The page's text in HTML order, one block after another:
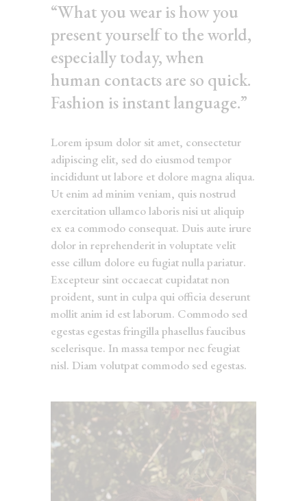
“What you wear is how you
present yourself to the world,
especially today, when
human contacts are so quick.
Fashion is instant language.”
Lorem ipsum dolor sit amet, consectetur
adipiscing elit, sed do eiusmod tempor
incididunt ut labore et dolore magna aliqua.
Ut enim ad minim veniam, quis nostrud
exercitation ullamco laboris nisi ut aliquip
ex ea commodo consequat. Duis aute irure
dolor in reprehenderit in voluptate velit
esse cillum dolore eu fugiat nulla pariatur.
Excepteur sint occaecat cupidatat non
proident, sunt in culpa qui officia deserunt
mollit anim id est laborum. Commodo sed
egestas egestas fringilla phasellus faucibus
scelerisque. In massa tempor nec feugiat
nisl. Diam volutpat commodo sed egestas.